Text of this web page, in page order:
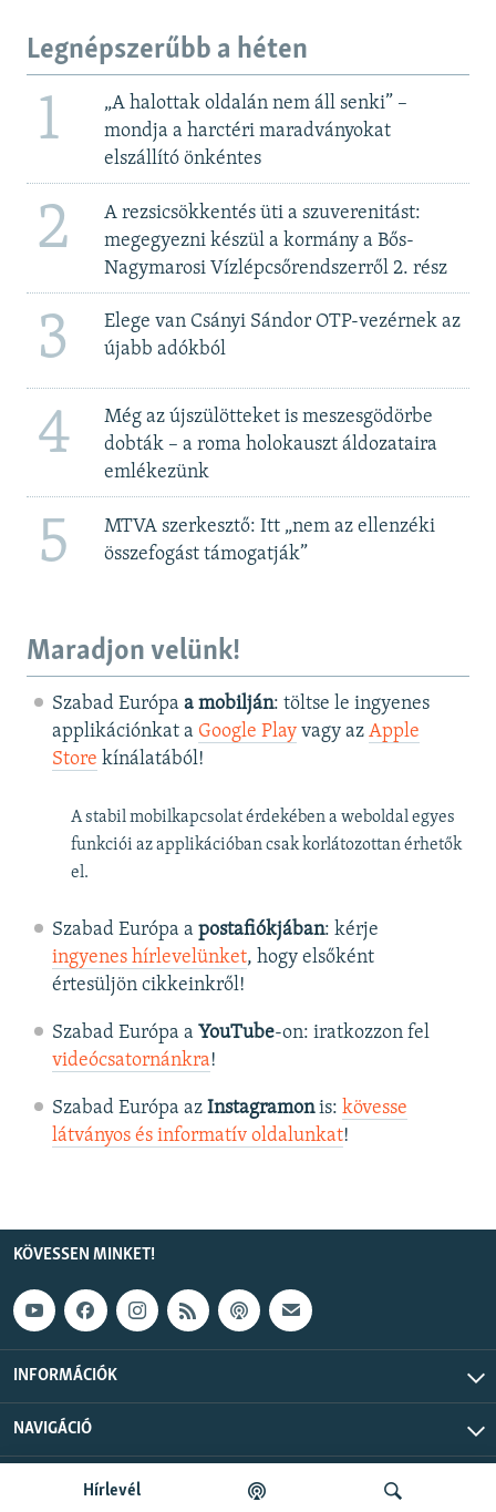
Hírlevél
Legnépszerűbb a héten
1
„A halottak oldalán nem áll senki” –
mondja a harctéri maradványokat
elszállító önkéntes
2
A rezsicsökkentés üti a szuverenitást:
megegyezni készül a kormány a Bős-
Nagymarosi Vízlépcsőrendszerről 2. rész
3
Elege van Csányi Sándor OTP-vezérnek az
újabb adókból
4
Még az újszülötteket is meszesgödörbe
dobták – a roma holokauszt áldozataira
emlékezünk
5
MTVA szerkesztő: Itt „nem az ellenzéki
összefogást támogatják”
Maradjon velünk!
Szabad Európa a mobilján: töltse le ingyenes
applikációnkat a Google Playvagy az Apple
Store kínálatából!
A stabil mobilkapcsolat érdekében a weboldal egyes
funkciói az applikációban csak korlátozottan érhetők
el.
Szabad Európa a postafiókjában: kérje
ingyenes hírlevelünket, hogy elsőként
értesüljön cikkeinkről!
Szabad Európa a YouTube-on: iratkozzon fel
videócsatornánkra!
Szabad Európa az Instagramonis: kövesse
látványos és informatív oldalunkat! ​
KÖVESSEN MINKET!
INFORMÁCIÓK
NAVIGÁCIÓ
Szabad Európa © 2026 RFE/RL, Inc. Minden jog fenntartva.